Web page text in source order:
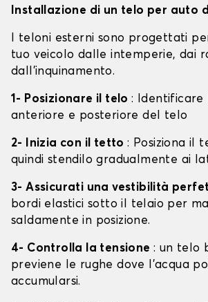
Installazione di un telo per auto
I teloni esterni sono progettati
tuo veicolo dalle intemperie, dai
dall'inquinamento.
1- Posizionare il telo: Identificare
anteriore e posteriore del telo
2- Inizia con il tetto: Posiziona il
quindi stendilo gradualmente ai
3- Assicurati una vestibilità
bordi elastici sotto il telaio per
saldamente in posizione.
4- Controlla la tensione : un telo
previene le rughe dove l'acqua
accumularsi.